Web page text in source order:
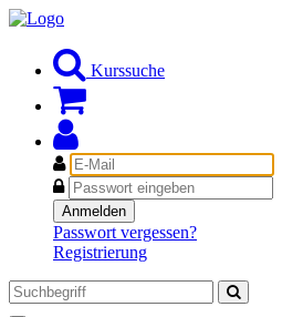
Kurssuche
E-
Mail
Passwort
Anmelden
Passwort vergessen?
Registrierung